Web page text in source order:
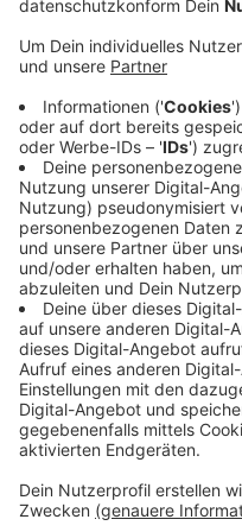
Jahre gesprochen.
Veröffentlicht:Mittwoch,
Anzeige
So wurden unter
Gebäudes verlegt und
geschaffen. Auch der
Sanitäranlagen wurden
Tagen soll in dem
der Gemeinde
Sanierungsmaßnahmen
haben rund 2,8
vom Land Nordrhein-